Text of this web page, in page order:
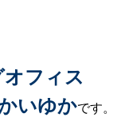
フィス
いゆかです。